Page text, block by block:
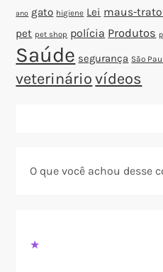
ano gato higiene Lei maus-
pet pet shop polícia Produtos
Saúde segurança São
veterinário vídeos
O que você achou desse
★